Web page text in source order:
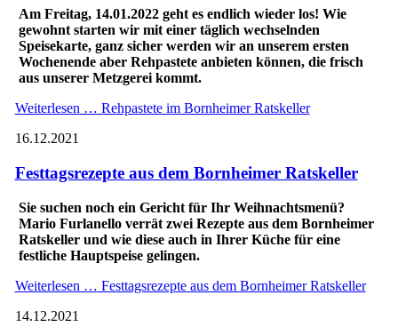
Am Freitag, 14.01.2022 geht es endlich wieder los! Wie
gewohnt starten wir mit einer täglich wechselnden
Speisekarte, ganz sicher werden wir an unserem ersten
Wochenende aber Rehpastete anbieten können, die frisch
aus unserer Metzgerei kommt.
Weiterlesen … Rehpastete im Bornheimer Ratskeller
16.12.2021
Festtagsrezepte aus dem Bornheimer Ratskeller
Sie suchen noch ein Gericht für Ihr Weihnachtsmenü?
Mario Furlanello verrät zwei Rezepte aus dem Bornheimer
Ratskeller und wie diese auch in Ihrer Küche für eine
festliche Hauptspeise gelingen.
Weiterlesen … Festtagsrezepte aus dem Bornheimer Ratskeller
14.12.2021